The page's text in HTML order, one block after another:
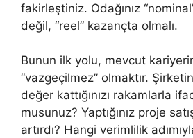
fakirleştiniz. Odağınız
değil, “reel” kazançta olmalı.
Bunun ilk yolu, mevcut
“vazgeçilmez” olmaktır.
değer kattığınızı rakamlarla
musunuz? Yaptığınız proje
artırdı? Hangi verimlilik